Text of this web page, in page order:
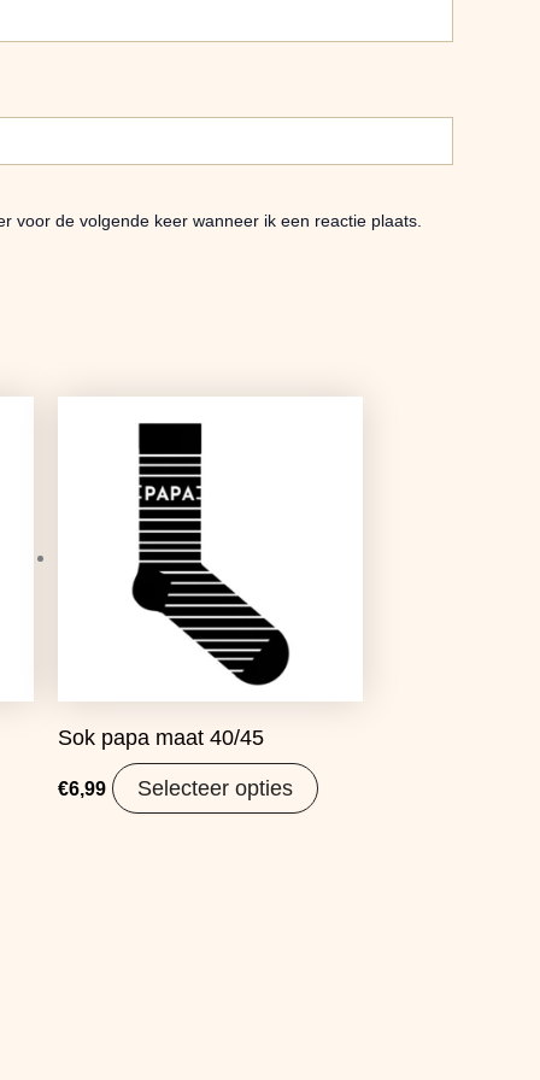
voor de volgende keer wanneer ik een reactie plaats.
Sok papa maat 40/45
€6,99 Selecteer opties